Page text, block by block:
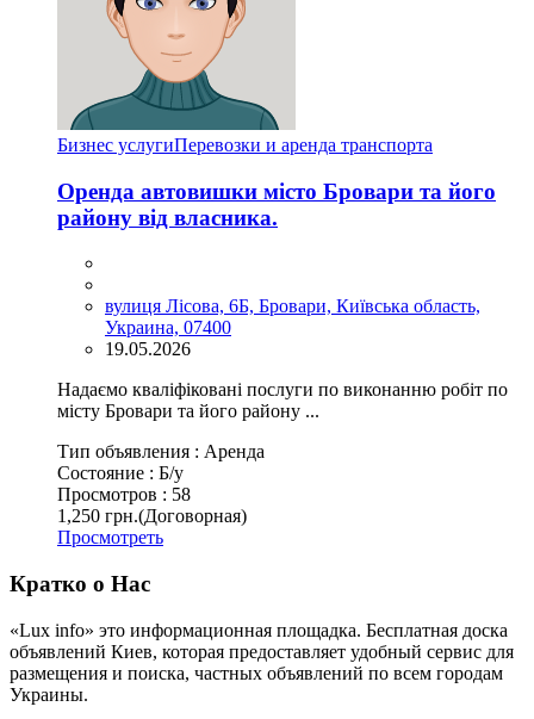
Бизнес услугиПеревозки и аренда транспорта
Оренда автовишки місто Бровари та його
району від власника.
вулиця Лісова, 6Б, Бровари, Київська область,
Украина, 07400
19.05.2026
Надаємо кваліфіковані послуги по виконанню робіт по
місту Бровари та його району ...
Тип объявления : Аренда
Состояние : Б/у
Просмотров : 58
1,250 грн.(Договорная)
Просмотреть
Кратко о Нас
«Lux info» это информационная площадка. Бесплатная доска
объявлений Киев, которая предоставляет удобный сервис для
размещения и поиска, частных объявлений по всем городам
Украины.